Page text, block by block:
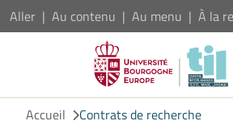
Aller Au contenu Au menu À la
Accueil
Contrats de recherche